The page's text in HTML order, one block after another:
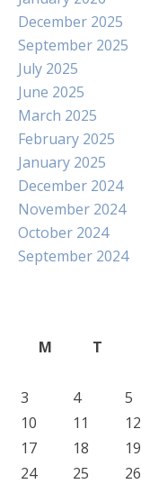
December 2025
September 2025
July 2025
June 2025
March 2025
February 2025
January 2025
December 2024
November 2024
October 2024
September 2024
M
T
3
4 5
10
11 12
17
18 19
24
25 26